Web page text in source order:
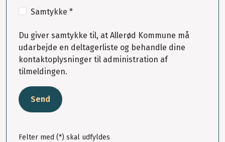
Samtykke *
Du giver samtykke til, at Allerød Kommune må
udarbejde en deltagerliste og behandle dine
kontaktoplysninger til administration af
tilmeldingen.
Send
Felter med (*) skal udfyldes